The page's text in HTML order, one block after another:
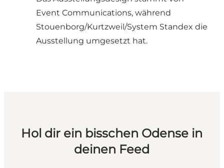
Event Communications, während
Stouenborg/Kurtzweil/System Standex die
Ausstellung umgesetzt hat.
Hol dir ein bisschen Odense in
deinen Feed